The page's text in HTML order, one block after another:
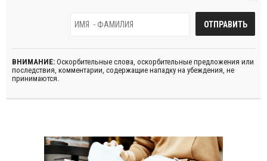
ВНИМАНИЕ: Оскорбительные слова, оскорбительные предложения или
последствия, комментарии, содержащие нападку на убеждения, не
принимаются.